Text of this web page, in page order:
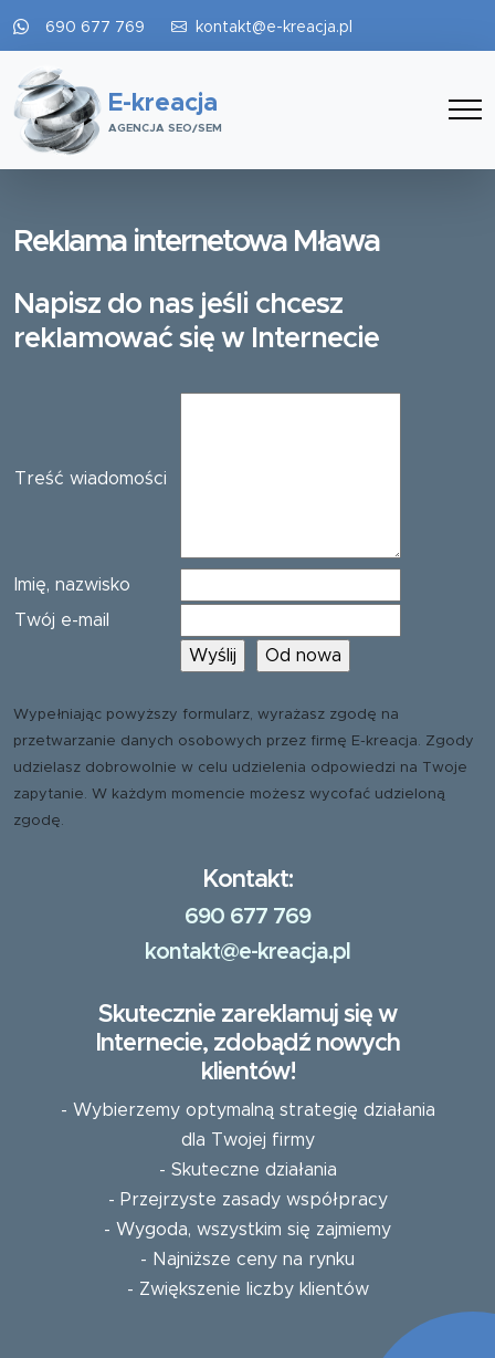
690 677 769 kontakt@e-kreacja.pl
E-kreacja
AGENCJA SEO/SEM
Reklama internetowa Mława
Napisz do nas jeśli chcesz
reklamować się w Internecie
Treść wiadomości
Imię, nazwisko
Twój e-mail
Wypełniając powyższy formularz, wyrażasz zgodę na
przetwarzanie danych osobowych przez firmę E-kreacja. Zgody
udzielasz dobrowolnie w celu udzielenia odpowiedzi na Twoje
zapytanie. W każdym momencie możesz wycofać udzieloną
zgodę.
Kontakt:
690 677 769
kontakt@e-kreacja.pl
Skutecznie zareklamuj się w
Internecie, zdobądź nowych
klientów!
- Wybierzemy optymalną strategię działania
dla Twojej firmy
- Skuteczne działania
- Przejrzyste zasady współpracy
- Wygoda, wszystkim się zajmiemy
- Najniższe ceny na rynku
- Zwiększenie liczby klientów